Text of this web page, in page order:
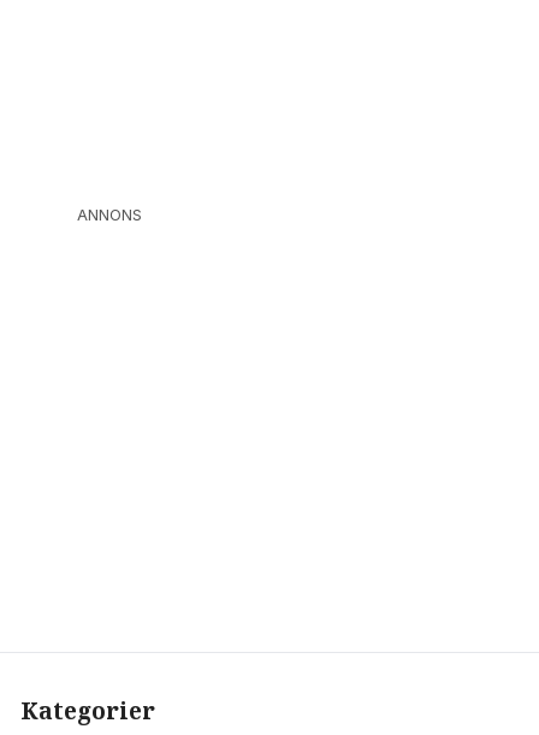
ANNONS
Kategorier